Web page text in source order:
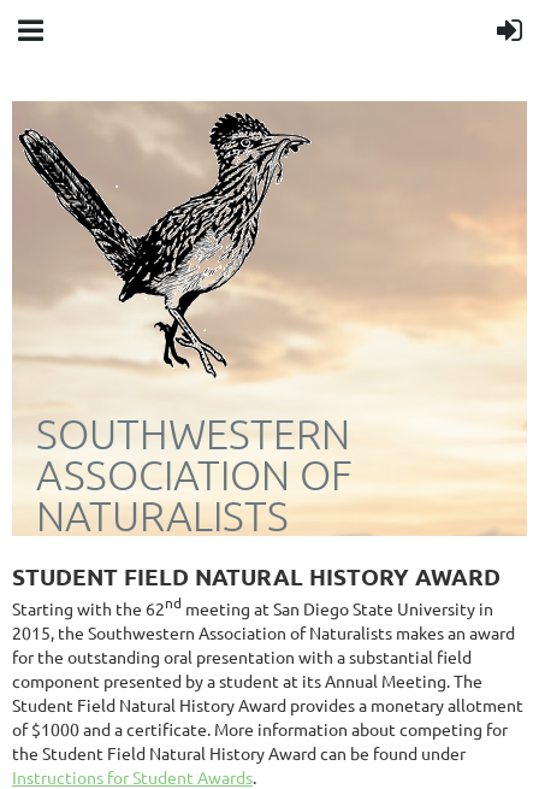
SOUTHWESTERN
ASSOCIATION OF
NATURALISTS
STUDENT FIELD NATURAL HISTORY AWARD
Starting with the 62nd meeting at San Diego State University in
2015, the Southwestern Association of Naturalists makes an award
for the outstanding oral presentation with a substantial field
component presented by a student at its Annual Meeting. The
Student Field Natural History Award provides a monetary allotment
of $1000 and a certificate. More information about competing for
the Student Field Natural History Award can be found under
Instructions for Student Awards.